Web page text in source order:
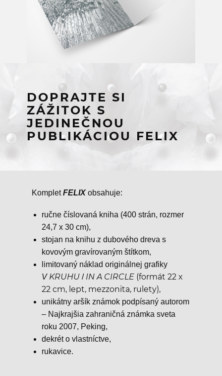
DOPRAJTE SI
ZÁŽITOK S
JEDINEČNOU
PUBLIKÁCIOU FELIX
KompletFELIXobsahuje:
ručne číslovaná kniha (400 strán, rozmer
24,7 x 30 cm),
stojan na knihu z dubového dreva s
kovovým gravírovaným štítkom,
limitovaný náklad originálnej grafiky
V KRUHU / IN A CIRCLE (formát 22 x
22 cm, lept, mezzonita, rulety),
unikátny aršík známok podpísaný autorom
– Najkrajšia zahraničná známka sveta
roku 2007, Peking,
dekrét o vlastníctve,
rukavice.